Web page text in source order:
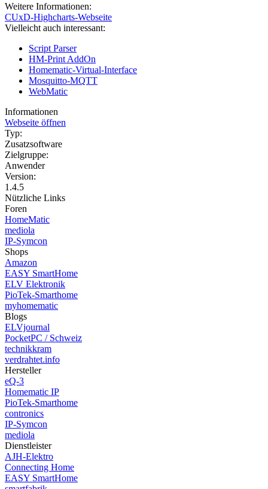
Weitere Informationen:
CUxD-Highcharts-Webseite
Vielleicht auch interessant:
Script Parser
HM-Print AddOn
Homematic-Virtual-Interface
Mosquitto-MQTT
WebMatic
Informationen
Webseite öffnen
Typ:
Zusatzsoftware
Zielgruppe:
Anwender
Version:
1.4.5
Nützliche Links
Foren
HomeMatic
mediola
IP-Symcon
Shops
Amazon
EASY SmartHome
ELV Elektronik
PioTek-Smarthome
myhomematic
Blogs
ELVjournal
PocketPC / Schweiz
technikkram
verdrahtet.info
Hersteller
eQ-3
Homematic IP
PioTek-Smarthome
contronics
IP-Symcon
mediola
Dienstleister
AJH-Elektro
Connecting Home
EASY SmartHome